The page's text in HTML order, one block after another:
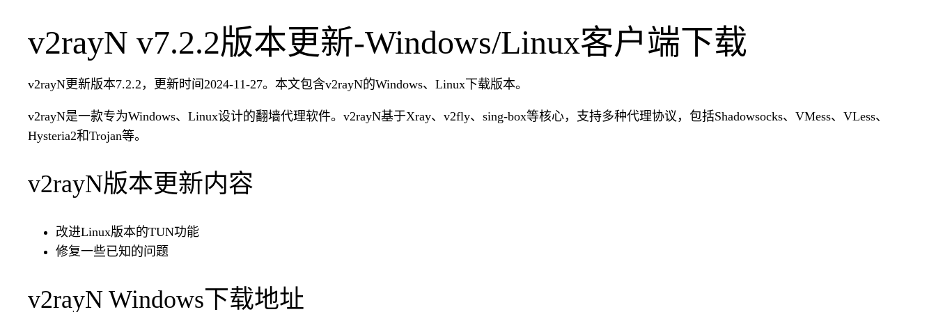
v2rayN v7.2.2版本更新-Windows/Linux客户端下载
v2rayN更新版本7.2.2，更新时间2024-11-27。本文包含v2rayN的Windows、Linux下载版本。
v2rayN是一款专为Windows、Linux设计的翻墙代理软件。v2rayN基于Xray、v2fly、sing-box等核心，支持多种代理协议，包括Shadowsocks、VMess、VLess、
Hysteria2和Trojan等。
v2rayN版本更新内容
改进Linux版本的TUN功能
修复一些已知的问题
v2rayN Windows下载地址